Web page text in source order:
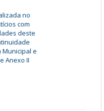
no
com
deste
e
Anexo II